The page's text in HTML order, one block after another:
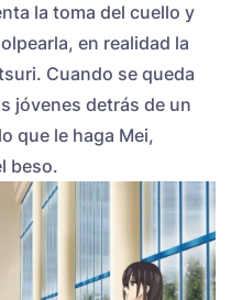
la toma del cuello y
en realidad la
Cuando se queda
jóvenes detrás de un
que le haga Mei,
beso.